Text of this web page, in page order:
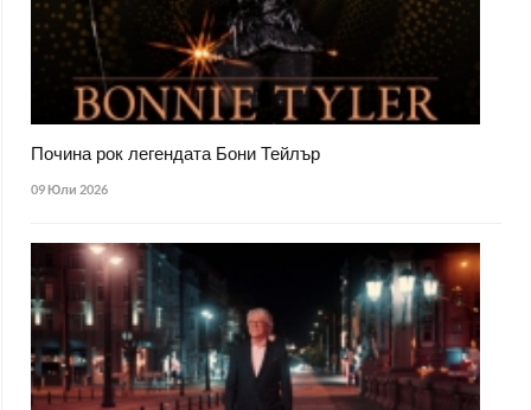
Почина рок легендата Бони Тейлър
09 Юли 2026